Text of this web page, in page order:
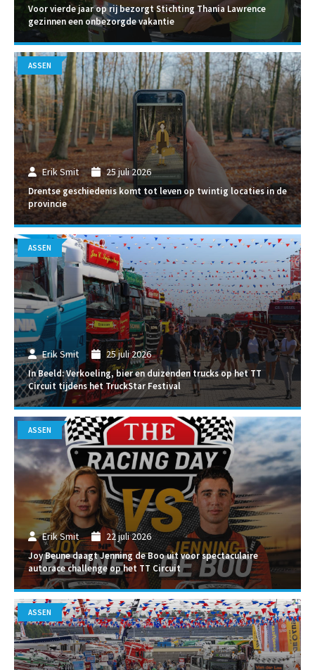
Voor vierde jaar op rij bezorgt Stichting Thania Lawrence
gezinnen een onbezorgde vakantie
Erik Smit 25 juli 2026
Drentse geschiedenis komt tot leven op twintig locaties in de
provincie
ASSEN
Erik Smit 25 juli 2026
In Beeld: Verkoeling, bier en duizenden trucks op het TT
Circuit tijdens het TruckStar Festival
ASSEN
Erik Smit 22 juli 2026
Joy Beune daagt Jenning de Boo uit voor spectaculaire
autorace challenge op het TT Circuit
ASSEN
ASSEN